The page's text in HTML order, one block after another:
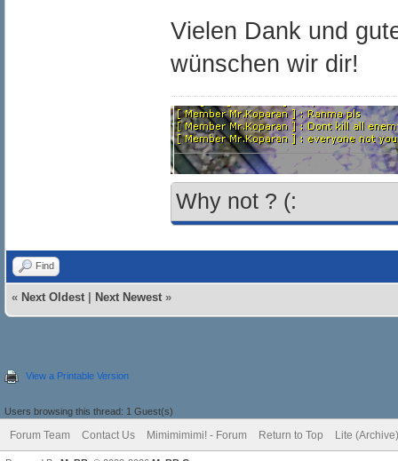
Vielen Dank und
wünschen wir dir!
Why not ? (:
Find
« Next Oldest Next Newest »
View a Printable Version
Users browsing this thread: 1 Guest(s)
Forum Team Contact Us Mimimimimi! - Forum Return to Top Lite